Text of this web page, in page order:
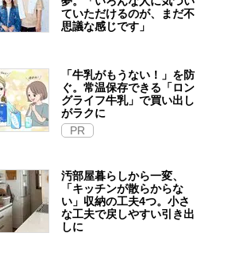
ていただけるのが、まだ不
思議な感じです」
「牛乳がもうない！」を防
ぐ。常温保存できる「ロン
グライフ牛乳」で買い出し
がラクに
PR
汚部屋暮らしから一変、
「キッチンが散らからな
い」収納の工夫4つ。小さ
な工夫で戻しやすい引き出
しに